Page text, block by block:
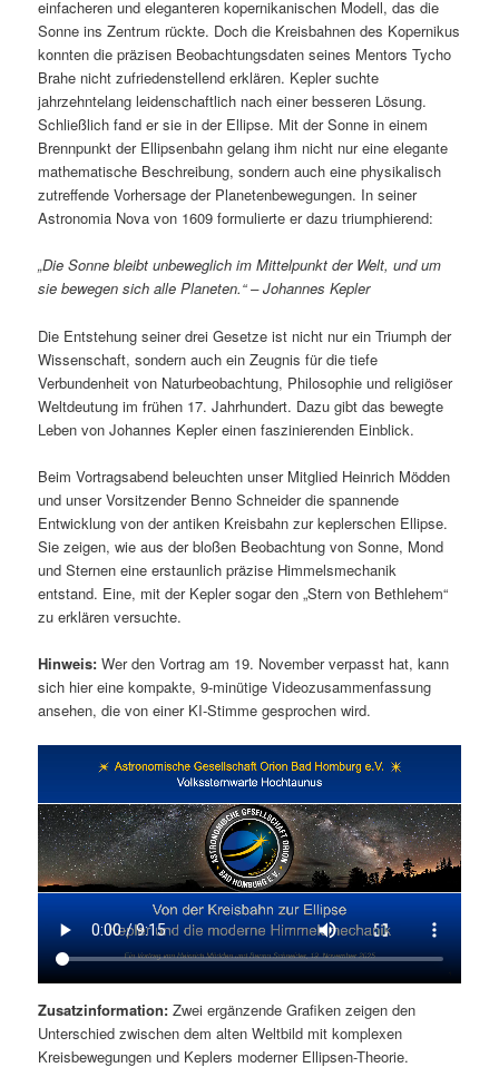
einfacheren und eleganteren kopernikanischen Modell, das die
Sonne ins Zentrum rückte. Doch die Kreisbahnen des Kopernikus
konnten die präzisen Beobachtungsdaten seines Mentors Tycho
Brahe nicht zufriedenstellend erklären. Kepler suchte
jahrzehntelang leidenschaftlich nach einer besseren Lösung.
Schließlich fand er sie in der Ellipse. Mit der Sonne in einem
Brennpunkt der Ellipsenbahn gelang ihm nicht nur eine elegante
mathematische Beschreibung, sondern auch eine physikalisch
zutreffende Vorhersage der Planetenbewegungen. In seiner
Astronomia Nova von 1609 formulierte er dazu triumphierend:
„Die Sonne bleibt unbeweglich im Mittelpunkt der Welt, und um
sie bewegen sich alle Planeten.“ – Johannes Kepler
Die Entstehung seiner drei Gesetze ist nicht nur ein Triumph der
Wissenschaft, sondern auch ein Zeugnis für die tiefe
Verbundenheit von Naturbeobachtung, Philosophie und religiöser
Weltdeutung im frühen 17. Jahrhundert. Dazu gibt das bewegte
Leben von Johannes Kepler einen faszinierenden Einblick.
Beim Vortragsabend beleuchten unser Mitglied Heinrich Mödden
und unser Vorsitzender Benno Schneider die spannende
Entwicklung von der antiken Kreisbahn zur keplerschen Ellipse.
Sie zeigen, wie aus der bloßen Beobachtung von Sonne, Mond
und Sternen eine erstaunlich präzise Himmelsmechanik
entstand. Eine, mit der Kepler sogar den „Stern von Bethlehem“
zu erklären versuchte.
Hinweis: Wer den Vortrag am 19. November verpasst hat, kann
sich hier eine kompakte, 9-minütige Videozusammenfassung
ansehen, die von einer KI-Stimme gesprochen wird.
Zusatzinformation: Zwei ergänzende Grafiken zeigen den
Unterschied zwischen dem alten Weltbild mit komplexen
Kreisbewegungen und Keplers moderner Ellipsen-Theorie.